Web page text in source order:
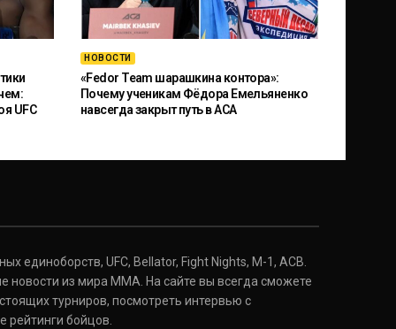
UFC
НОВОСТИ
«Fedor Team шарашкина контора»:
Почему ученикам Фёдора Емельяненко
навсегда закрыт путь в ACA
единоборств, UFC, Bellator, Fight Nights, M-1, ACB.
новости из мира ММА. На сайте вы всегда сможете
турниров, посмотреть интервью с
бойцов.